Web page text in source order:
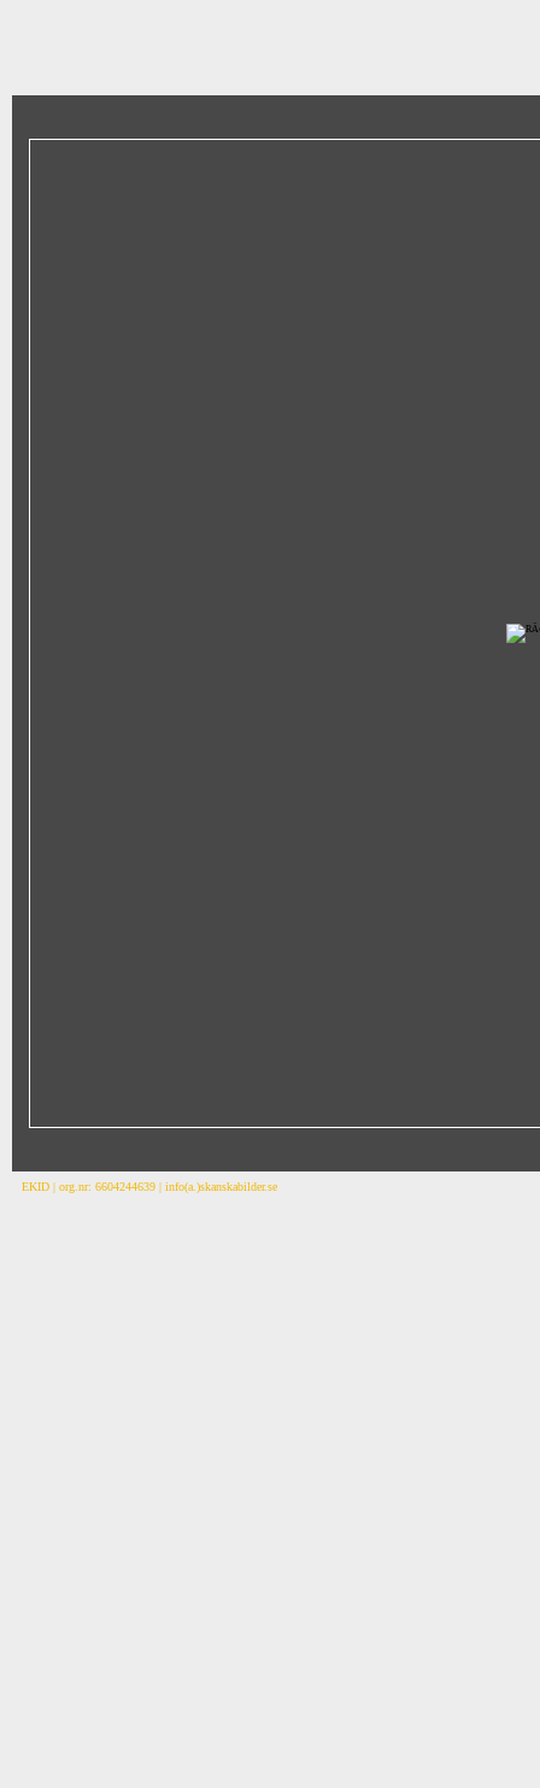
EKID | org.nr: 6604244639 | info(a.)skanskabilder.se